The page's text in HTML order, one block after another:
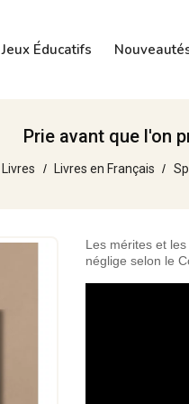
Jeux Éducatifs
Prie avant que l'on
Livres Livres en Français
Les mérites et
néglige selon le